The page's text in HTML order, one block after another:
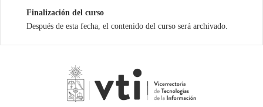
Finalización del curso
Después de esta fecha, el contenido del curso será archivado.